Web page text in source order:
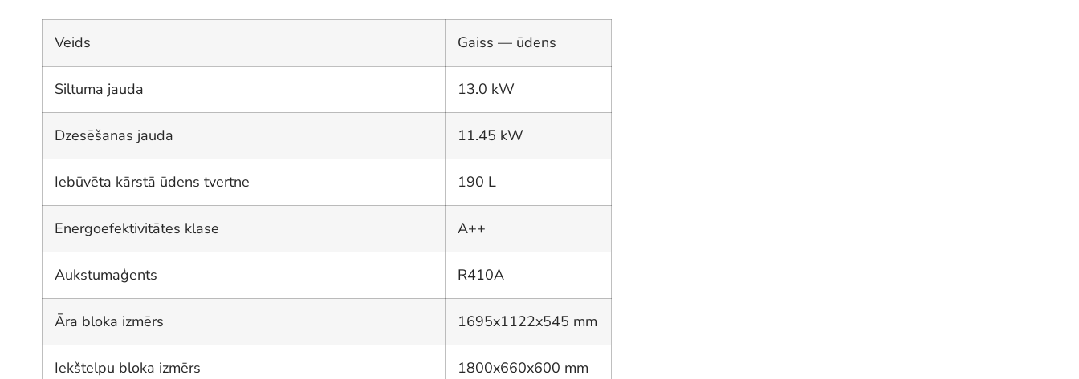
Veids Gaiss — ūdens
Siltuma jauda 13.0 kW
Dzesēšanas jauda 11.45 kW
Iebūvēta kārstā ūdens tvertne 190 L
Energoefektivitātes klase A++
Aukstumaģents R410A
Āra bloka izmērs 1695x1122x545 mm
Iekštelpu bloka izmērs 1800x660x600 mm